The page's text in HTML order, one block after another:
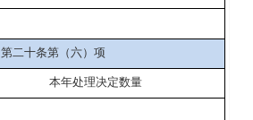
第二十条第（六）项
本年处理决定数量